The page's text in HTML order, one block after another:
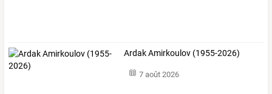
Ardak Amirkoulov (1955-2026)
7 août 2026